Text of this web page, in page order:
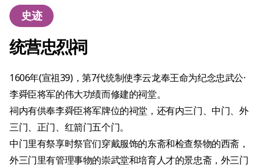
史迹
统营忠烈祠
1606年(宣祖39)，第7代统制使李云龙奉王命为纪念忠武公·
李舜臣将军的伟大功绩而修建的祠堂。
祠内有供奉李舜臣将军牌位的祠堂，还有内三门、中门、外
三门、正门、红箭门五个门。
中门里有祭享时祭官们穿戴服饰的东斋和检查祭物的西斋，
外三门里有管理事物的崇武堂和培育人才的景忠斋，外三门